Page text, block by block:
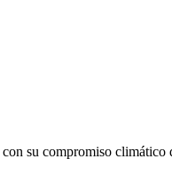
su compromiso climático